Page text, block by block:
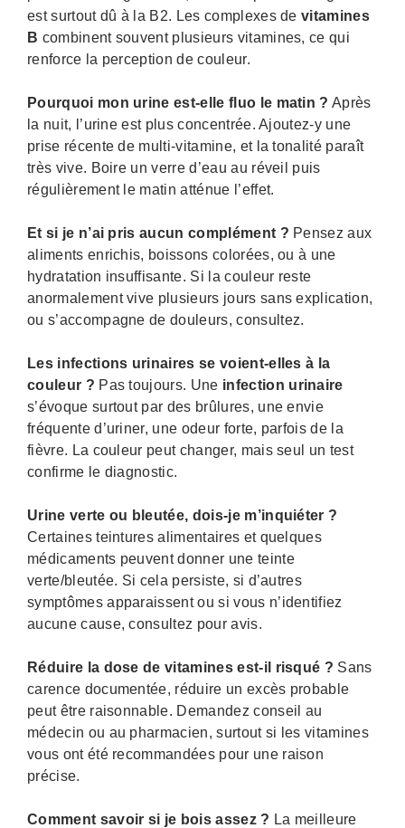
est surtout dû à la B2. Les complexes devitamines
B combinent souvent plusieurs vitamines, ce qui
renforce la perception de couleur.
Pourquoi mon urine est-elle fluo le matin ? Après
la nuit, l’urine est plus concentrée. Ajoutez-y une
prise récente de multi-vitamine, et la tonalité paraît
très vive. Boire un verre d’eau au réveil puis
régulièrement le matin atténue l’effet.
Et si je n’ai pris aucun complément ? Pensez aux
aliments enrichis, boissons colorées, ou à une
hydratation insuffisante. Si la couleur reste
anormalement vive plusieurs jours sans explication,
ou s’accompagne de douleurs, consultez.
Les infections urinaires se voient-elles à la
couleur ? Pas toujours. Une infection urinaire
s’évoque surtout par des brûlures, une envie
fréquente d’uriner, une odeur forte, parfois de la
fièvre. La couleur peut changer, mais seul un test
confirme le diagnostic.
Urine verte ou bleutée, dois-je m’inquiéter ?
Certaines teintures alimentaires et quelques
médicaments peuvent donner une teinte
verte/bleutée. Si cela persiste, si d’autres
symptômes apparaissent ou si vous n’identifiez
aucune cause, consultez pour avis.
Réduire la dose de vitamines est-il risqué ? Sans
carence documentée, réduire un excès probable
peut être raisonnable. Demandez conseil au
médecin ou au pharmacien, surtout si les vitamines
vous ont été recommandées pour une raison
précise.
Comment savoir si je bois assez ? La meilleure